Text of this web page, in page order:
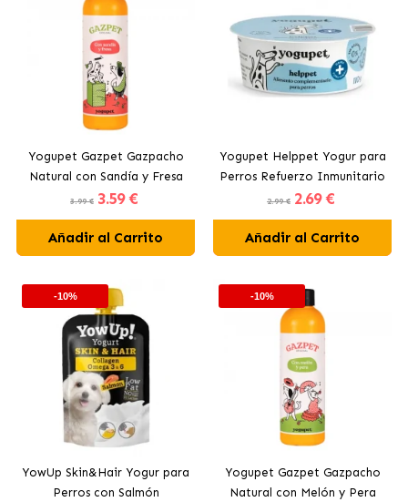
Yogupet Gazpet Gazpacho
Natural con Sandía y Fresa
para Perros y Gatos
3.99 € 3.59 €
Añadir al Carrito
Yogupet Helppet Yogur para
Perros Refuerzo Inmunitario
2.99 € 2.69 €
Añadir al Carrito
-10%
YowUp Skin&Hair Yogur para
Perros con Salmón
-10%
Yogupet Gazpet Gazpacho
Natural con Melón y Pera